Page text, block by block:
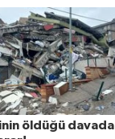
öldüğü davada